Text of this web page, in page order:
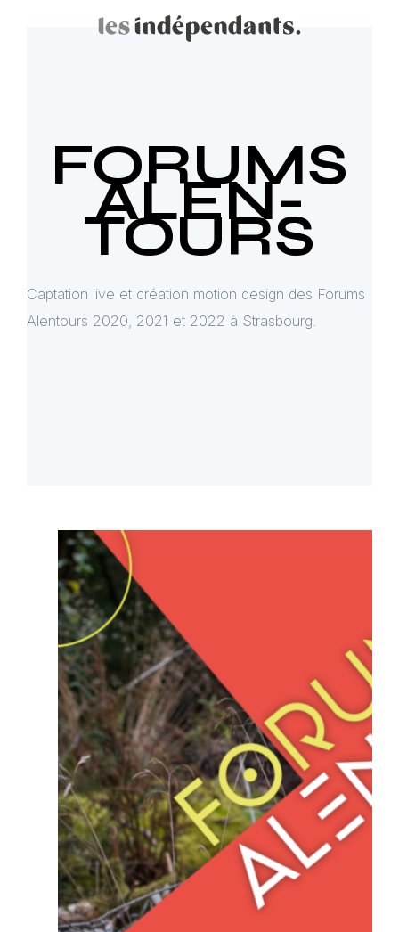
FORUMS
ALEN-
TOURS
Captation live et création motion design des Forums
Alentours 2020, 2021 et 2022 à Strasbourg.